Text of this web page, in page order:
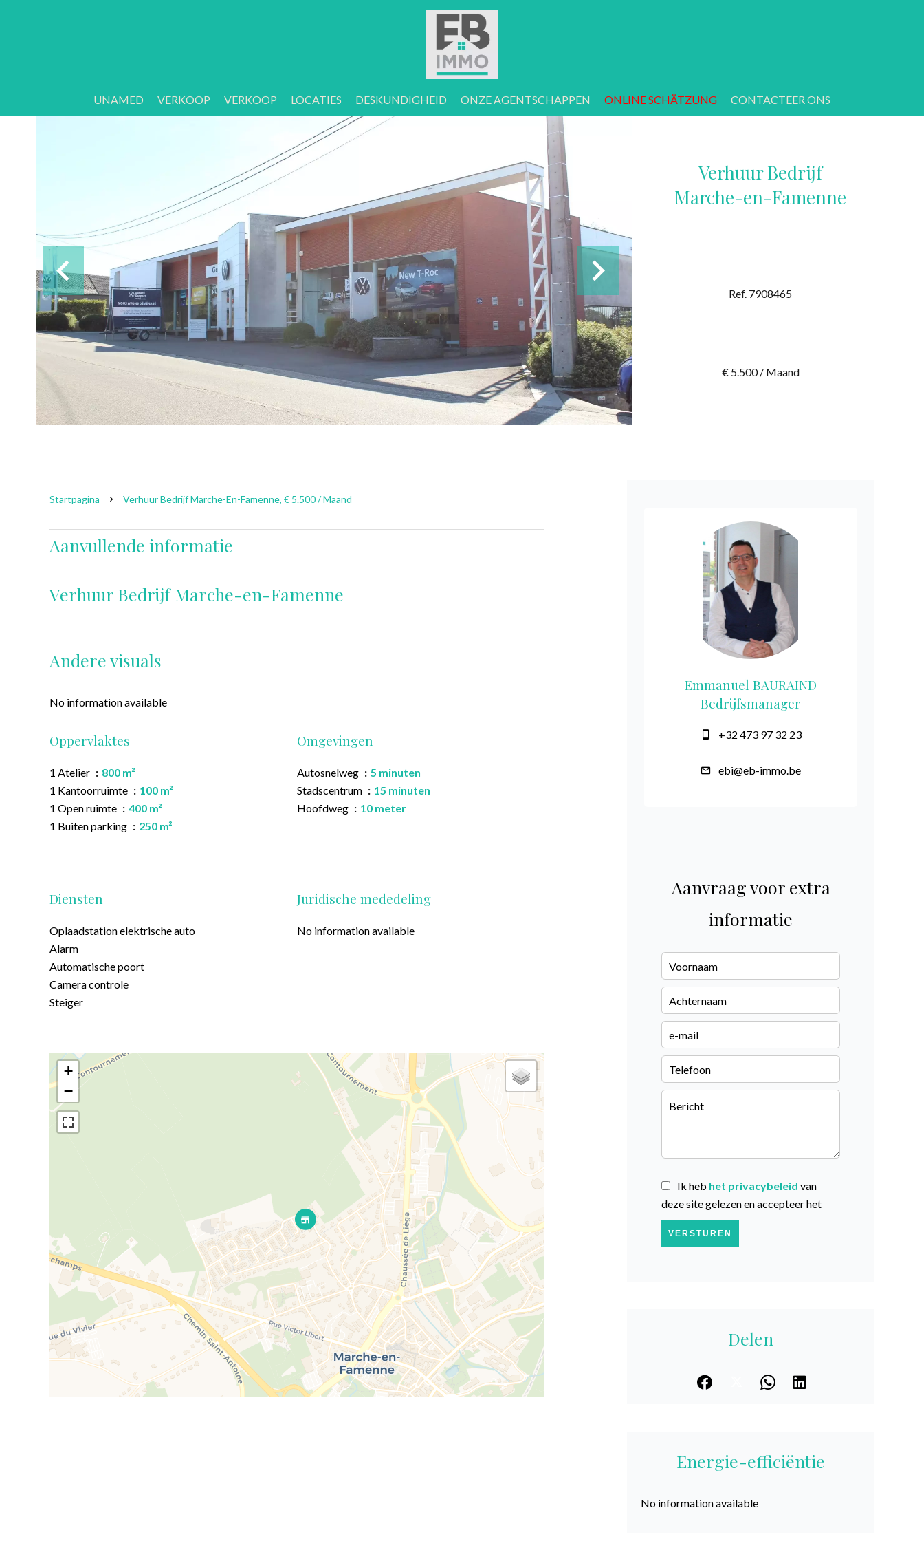
UNAMED VERKOOP VERKOOP LOCATIES DESKUNDIGHEID ONZE AGENTSCHAPPEN ONLINE SCHÄTZUNG CONTACTEER ONS
Verhuur Bedrijf
Marche-en-Famenne
Ref. 7908465
€ 5.500 / Maand
Startpagina Verhuur Bedrijf Marche-En-Famenne, € 5.500 / Maand
Aanvullende informatie
Verhuur Bedrijf Marche-en-Famenne
Andere visuals
No information available
Oppervlaktes
1 Atelier
800 m²
1 Kantoorruimte
100 m²
1 Open ruimte
400 m²
1 Buiten parking
250 m²
Omgevingen
Autosnelweg
5 minuten
Stadscentrum
15 minuten
Hoofdweg
10 meter
Diensten
Oplaadstation elektrische auto
Alarm
Automatische poort
Camera controle
Steiger
Juridische mededeling
No information available
+
−
Emmanuel BAURAIND
Bedrijfsmanager
+32 473 97 32 23
ebi@eb-immo.be
Aanvraag voor extra
informatie
Ik heb het privacybeleid van
deze site gelezen en accepteer het
VERSTUREN
Delen
Energie-efficiëntie
No information available